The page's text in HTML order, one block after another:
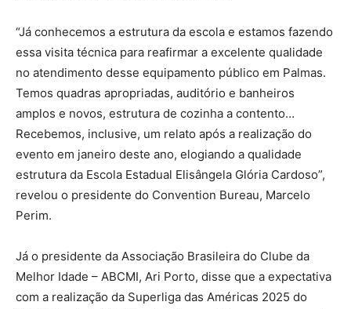
“Já conhecemos a estrutura da escola e estamos fazendo
essa visita técnica para reafirmar a excelente qualidade
no atendimento desse equipamento público em Palmas.
Temos quadras apropriadas, auditório e banheiros
amplos e novos, estrutura de cozinha a contento…
Recebemos, inclusive, um relato após a realização do
evento em janeiro deste ano, elogiando a qualidade
estrutura da Escola Estadual Elisângela Glória Cardoso”,
revelou o presidente do Convention Bureau, Marcelo
Perim.
Já o presidente da Associação Brasileira do Clube da
Melhor Idade – ABCMI, Ari Porto, disse que a expectativa
com a realização da Superliga das Américas 2025 do